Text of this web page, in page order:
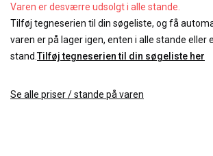
Varen er desværre udsolgt i alle stande.
Tilføj tegneserien til din søgeliste, og få
varen er på lager igen, enten i alle stande eller
stand. Tilføj tegneserien til din søgeliste her
Se alle priser / stande på varen